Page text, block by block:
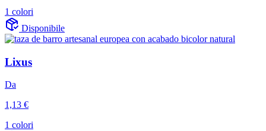
1 colori
Disponibile
Lixus
Da
1,13 €
1 colori